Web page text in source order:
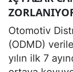
Otomotiv
(ODMD)
yılın ilk 7